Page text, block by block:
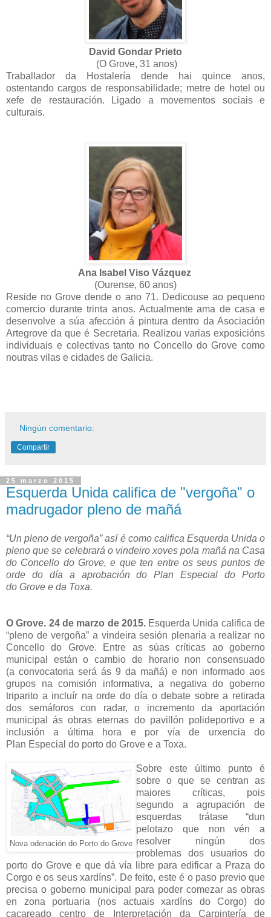
David Gondar Prieto
(O Grove, 31 anos)
Traballador da Hostalería dende hai quince anos,
ostentando cargos de responsabilidade; metre de hotel ou
xefe de restauración. Ligado a movementos sociais e
culturais.
Ana Isabel Viso Vázquez
(Ourense, 60 anos)
Reside no Grove dende o ano 71. Dedicouse ao pequeno
comercio durante trinta anos. Actualmente ama de casa e
desenvolve a súa afección á pintura dentro da Asociación
Artegrove da que é Secretaria. Realizou varias exposicións
individuais e colectivas tanto no Concello do Grove como
noutras vilas e cidades de Galicia.
Ningún comentario:
Compartir
25 marzo 2015
Esquerda Unida califica de "vergoña" o
madrugador pleno de mañá
“Un pleno de vergoña” así é como califica Esquerda Unida o
pleno que se celebrará o vindeiroxoves pola mañá na Casa
do Concello do Grove, e que ten entre osseus puntos de
orde do día a aprobación do Plan Especial do Porto
do Grove e da Toxa.
O Grove. 24 de marzo de 2015.Esquerda Unida califica de
“pleno de vergoña” a vindeira sesión plenaria a realizar no
Concello do Grove. Entre as súas críticas ao goberno
municipal están o cambio de horario non consensuado
(a convocatoria será ás 9 da mañá) e non informado aos
grupos nacomisión informativa, a negativa do goberno
triparito a incluír na orde do día o debate sobre a retirada
dos semáforos con radar, o incremento da aportación
municipal ás obras eternas do pavillón polideportivo e a
inclusión a última hora e por vía de urxencia do
Plan Especial do porto do Grove e a Toxa.
Nova odenación do Porto do Grove
Sobre este último punto é
sobre o que se centran as
maiores críticas, pois
segundo aagrupación de
esquerdas trátase “dun
pelotazo que non vén a
resolver ningún dos
problemas dos usuarios do
porto do Grove e que dá vía libre para edificar a Praza do
Corgo e os seus xardíns”. De feito, este é o paso previo que
precisa o goberno municipal para poder comezar as obras
en zona portuaria (nos actuais xardíns do Corgo) do
cacareado centro de Interpretación da Carpintería de